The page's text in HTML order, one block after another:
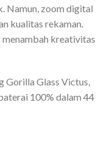
Namun, zoom digital
kualitas rekaman.
kreativitas
Gorilla Glass Victus,
100% dalam 44